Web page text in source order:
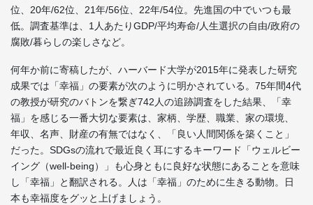
位、20年/62位、21年/56位、22年/54位。先進国の中でいつも最
低。調査基準は、1人あたりGDP/平均寿命/人生選択の自由/政府の
腐敗/暮らしの楽しさなど。
何年か前に寄稿したが、ハーバード大学が2015年に発表した研究
成果では「幸福」の要素が次のように明かされている。75年間4代
の教授が研究のバトンを繋ぎ742人の追跡調査をした結果、「幸
福」を感じる一番大切な要素は、家柄、学歴、職業、家の環境、
年収、名声、財産の有無ではなく、「良い人間関係を築くこと」
だった。SDGsの流れで最近良く耳にするキーワード「ウェルビー
イング（well-being）」も心身ともに良好な状態にあることを意味
し「幸福」と翻訳される。人は「幸福」のために生きる動物。日
本も幸福度をグッと上げましょう。